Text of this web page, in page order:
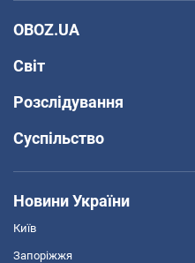
OBOZ.UA
Світ
Розслідування
Суспільство
Новини України
Київ
Запоріжжя